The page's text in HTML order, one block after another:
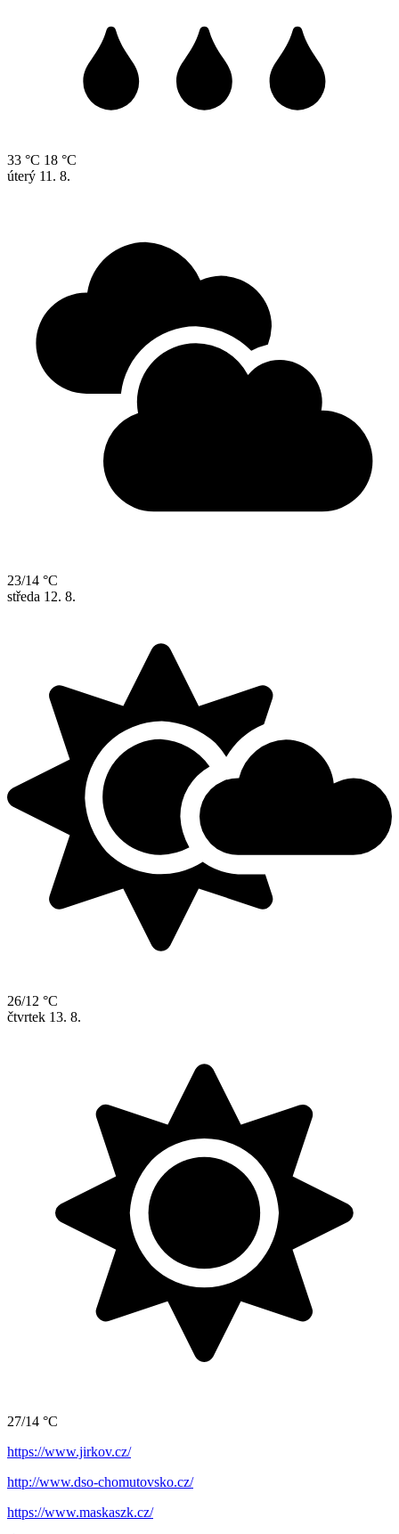
33 °C 18 °C
úterý 11. 8.
23/14 °C
středa 12. 8.
26/12 °C
čtvrtek 13. 8.
27/14 °C
https://www.jirkov.cz/
http://www.dso-chomutovsko.cz/
https://www.maskaszk.cz/